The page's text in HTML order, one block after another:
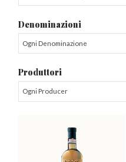
Denominazioni
Ogni Denominazione
Produttori
Ogni Producer